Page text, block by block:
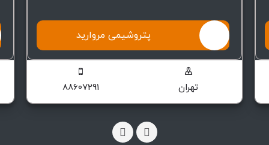
پتروشیمی مروارید
تهران 88607291